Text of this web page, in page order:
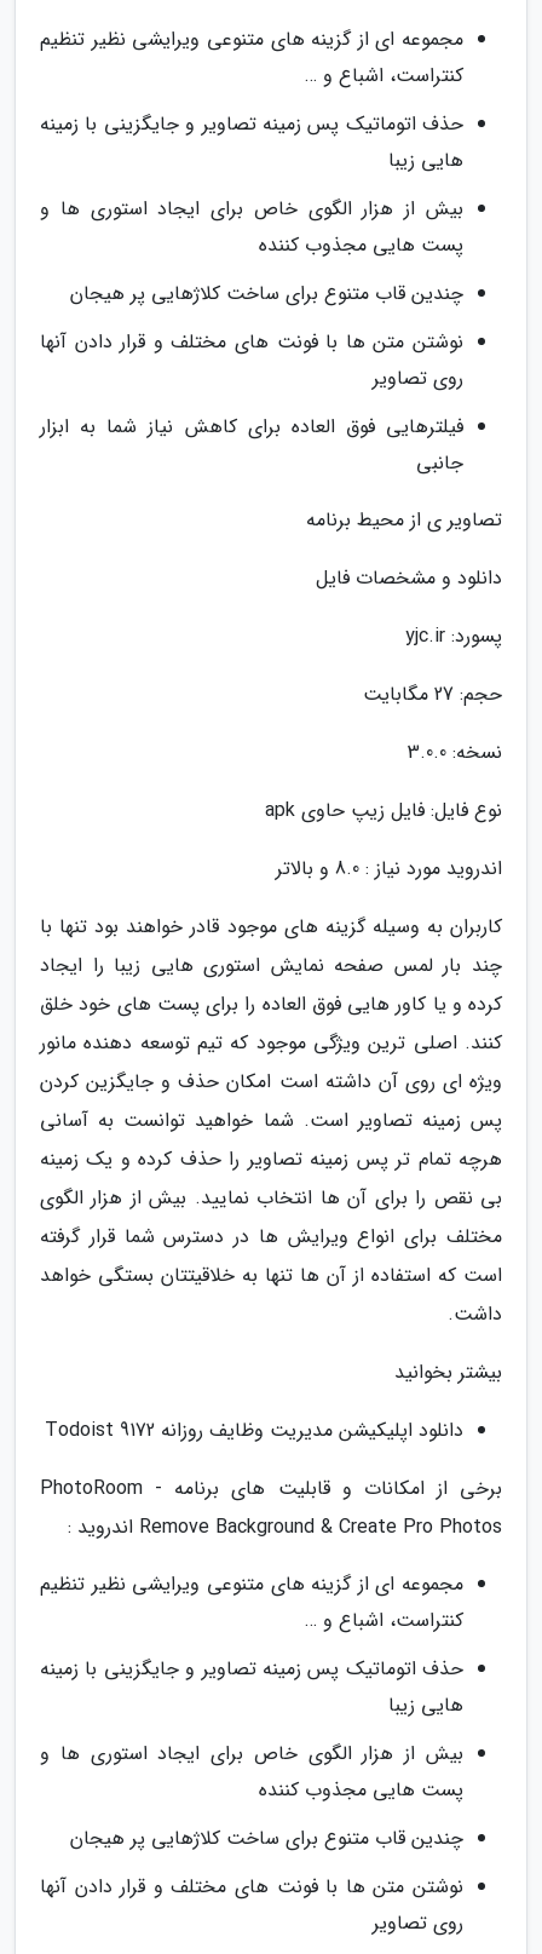
مجموعه ای از گزینه های متنوعی ویرایشی نظیر تنظیم
کنتراست، اشباع و …
حذف اتوماتیک پس زمینه تصاویر و جایگزینی با زمینه
هایی زیبا
بیش از هزار الگوی خاص برای ایجاد استوری ها و
پست هایی مجذوب کننده
چندین قاب متنوع برای ساخت کلاژهایی پر هیجان
نوشتن متن ها با فونت های مختلف و قرار دادن آنها
روی تصاویر
فیلترهایی فوق العاده برای کاهش نیاز شما به ابزار
جانبی
تصاویر ی از محیط برنامه
دانلود و مشخصات فایل
پسورد: yjc.ir
حجم: 27 مگابایت
نسخه: 3.0.0
نوع فایل: فایل زیپ حاوی apk
اندروید مورد نیاز : 8.0 و بالاتر
کاربران به وسیله گزینه های موجود قادر خواهند بود تنها با
چند بار لمس صفحه نمایش استوری هایی زیبا را ایجاد
کرده و یا کاور هایی فوق العاده را برای پست های خود خلق
کنند. اصلی ترین ویژگی موجود که تیم توسعه دهنده مانور
ویژه ای روی آن داشته است امکان حذف و جایگزین کردن
پس زمینه تصاویر است. شما خواهید توانست به آسانی
هرچه تمام تر پس زمینه تصاویر را حذف کرده و یک زمینه
بی نقص را برای آن ها انتخاب نمایید. بیش از هزار الگوی
مختلف برای انواع ویرایش ها در دسترس شما قرار گرفته
است که استفاده از آن ها تنها به خلاقیتتان بستگی خواهد
داشت.
بیشتر بخوانید
دانلود اپلیکیشن مدیریت وظایف روزانه Todoist 9172
برخی از امکانات و قابلیت های برنامه PhotoRoom -
Remove Background & Create Pro Photos اندروید :
مجموعه ای از گزینه های متنوعی ویرایشی نظیر تنظیم
کنتراست، اشباع و …
حذف اتوماتیک پس زمینه تصاویر و جایگزینی با زمینه
هایی زیبا
بیش از هزار الگوی خاص برای ایجاد استوری ها و
پست هایی مجذوب کننده
چندین قاب متنوع برای ساخت کلاژهایی پر هیجان
نوشتن متن ها با فونت های مختلف و قرار دادن آنها
روی تصاویر